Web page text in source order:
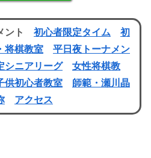
ント 初心者限定タイム
初
将棋教室
平日夜トーナメン
シニアリーグ
女性将棋教
供初心者教室
師範・瀬川晶
アクセス